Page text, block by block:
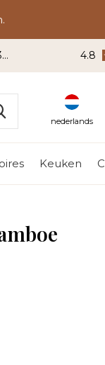
Keuken
nederlands
4.8